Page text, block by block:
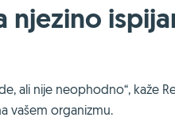
njezino
ali nije neophodno“, kaže
vašem organizmu.